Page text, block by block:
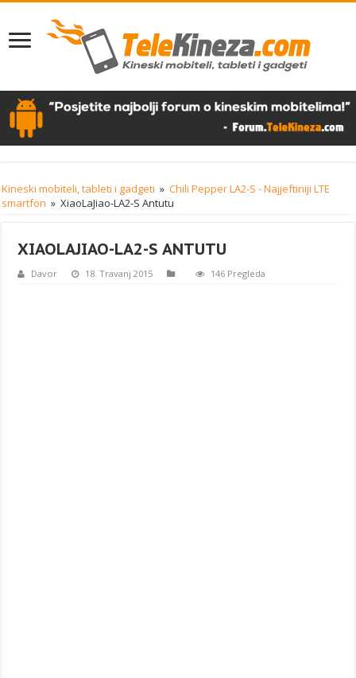
Kineski mobiteli, tableti i gadgeti » Chili Pepper LA2-S - Najjeftiniji LTE
smartfon » XiaoLaJiao-LA2-S Antutu
XIAOLAJIAO-LA2-S ANTUTU
Davor 18. Travanj 2015 146 Pregleda